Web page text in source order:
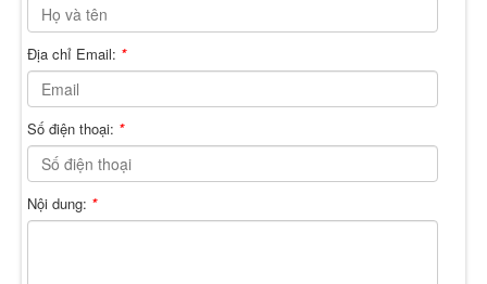
Địa chỉ Email: *
Số điện thoại: *
Nội dung: *